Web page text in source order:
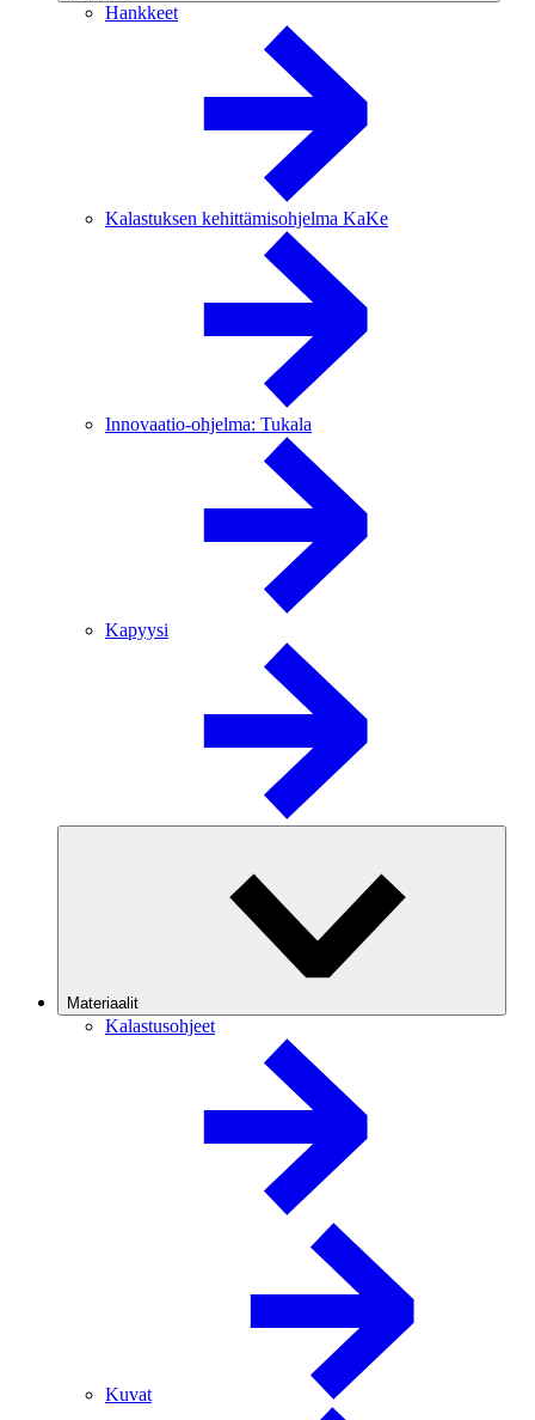
Hankkeet
Kalastuksen kehittämisohjelma KaKe
Innovaatio-ohjelma: Tukala
Kapyysi
Materiaalit
Kalastusohjeet
Kuvat